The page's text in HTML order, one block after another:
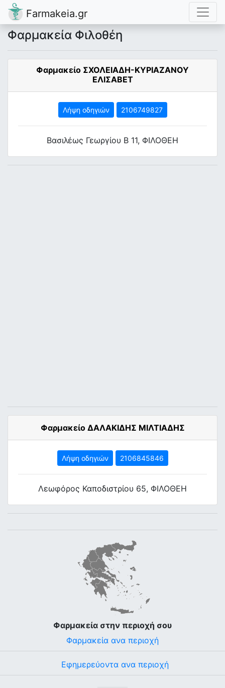
Farmakeia.gr
Φαρμακεία Φιλοθέη
Φαρμακείο ΣΧΟΛΕΙΑΔΗ-ΚΥΡΙΑΖΑΝΟΥ
ΕΛΙΣΑΒΕΤ
Λήψη οδηγιών 2106749827
Βασιλέως Γεωργίου Β 11, ΦΙΛΟΘΕΗ
Φαρμακείο ΔΑΛΑΚΙΔΗΣ ΜΙΛΤΙΑΔΗΣ
Λήψη οδηγιών 2106845846
Λεωφόρος Καποδιστρίου 65, ΦΙΛΟΘΕΗ
Φαρμακεία στην περιοχή σου
Φαρμακεία ανα περιοχή
Εφημερεύοντα ανα περιοχή